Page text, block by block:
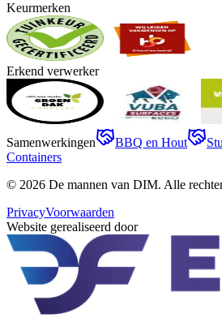
Keurmerken
Erkend verwerker
Samenwerkingen BBQ en Hout
Containers
© 2026 De mannen van DIM. Alle
PrivacyVoorwaarden
Website gerealiseerd door